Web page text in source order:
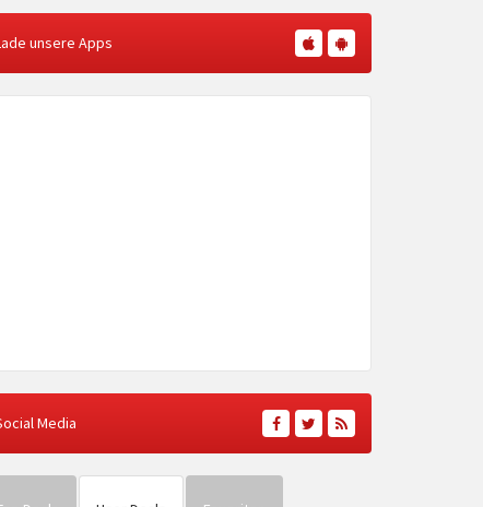
unsere Apps
Media